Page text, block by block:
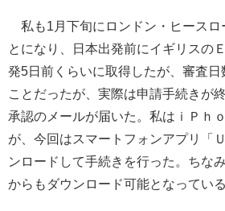
私も1月下旬にロンドン・ヒースロ
とになり、日本出発前にイギリスの
発5日前くらいに取得したが、審査
ことだったが、実際は申請手続きが
承認のメールが届いた。私はｉＰｈ
が、今回はスマートフォンアプリ「
ンロードして手続きを行った。ちな
からもダウンロード可能となっている